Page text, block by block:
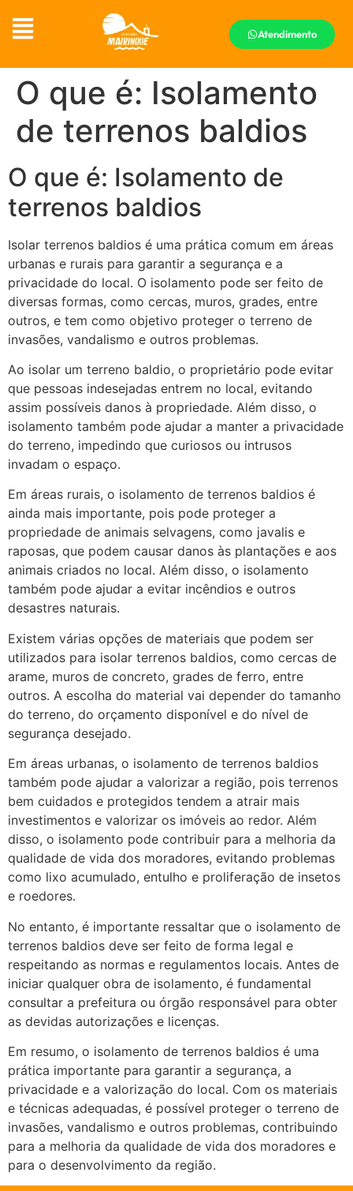
Atendimento
O que é: Isolamento
de terrenos baldios
O que é: Isolamento de
terrenos baldios
Isolar terrenos baldios é uma prática comum em áreas
urbanas e rurais para garantir a segurança e a
privacidade do local. O isolamento pode ser feito de
diversas formas, como cercas, muros, grades, entre
outros, e tem como objetivo proteger o terreno de
invasões, vandalismo e outros problemas.
Ao isolar um terreno baldio, o proprietário pode evitar
que pessoas indesejadas entrem no local, evitando
assim possíveis danos à propriedade. Além disso, o
isolamento também pode ajudar a manter a privacidade
do terreno, impedindo que curiosos ou intrusos
invadam o espaço.
Em áreas rurais, o isolamento de terrenos baldios é
ainda mais importante, pois pode proteger a
propriedade de animais selvagens, como javalis e
raposas, que podem causar danos às plantações e aos
animais criados no local. Além disso, o isolamento
também pode ajudar a evitar incêndios e outros
desastres naturais.
Existem várias opções de materiais que podem ser
utilizados para isolar terrenos baldios, como cercas de
arame, muros de concreto, grades de ferro, entre
outros. A escolha do material vai depender do tamanho
do terreno, do orçamento disponível e do nível de
segurança desejado.
Em áreas urbanas, o isolamento de terrenos baldios
também pode ajudar a valorizar a região, pois terrenos
bem cuidados e protegidos tendem a atrair mais
investimentos e valorizar os imóveis ao redor. Além
disso, o isolamento pode contribuir para a melhoria da
qualidade de vida dos moradores, evitando problemas
como lixo acumulado, entulho e proliferação de insetos
e roedores.
No entanto, é importante ressaltar que o isolamento de
terrenos baldios deve ser feito de forma legal e
respeitando as normas e regulamentos locais. Antes de
iniciar qualquer obra de isolamento, é fundamental
consultar a prefeitura ou órgão responsável para obter
as devidas autorizações e licenças.
Em resumo, o isolamento de terrenos baldios é uma
prática importante para garantir a segurança, a
privacidade e a valorização do local. Com os materiais
e técnicas adequadas, é possível proteger o terreno de
invasões, vandalismo e outros problemas, contribuindo
para a melhoria da qualidade de vida dos moradores e
para o desenvolvimento da região.